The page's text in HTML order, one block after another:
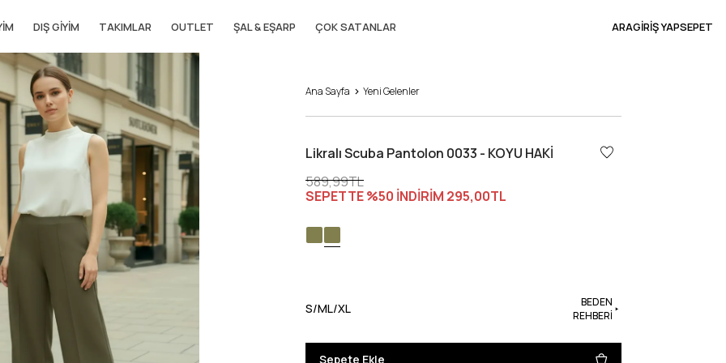
DIŞ GIYIM TAKIMLAR OUTLET ŞAL & EŞARP ÇOK SATANLAR ARAGİRİŞ YAPSEPET
Ana Sayfa Yeni Gelenler
Likralı Scuba Pantolon 0033 - KOYU HAKİ
589,99TL
SEPETTE %50 İNDİRİM 295,00TL
S/ML/XL
BEDEN
REHBERİ
Sepete Ekle